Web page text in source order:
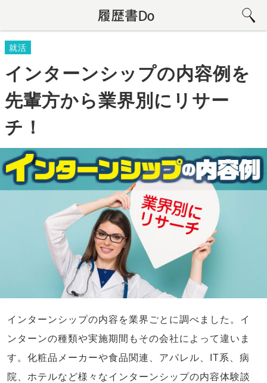
就活
インターンシップの内容例を
先輩方から業界別にリサー
チ！
インターンシップの内容を業界ごとに調べました。イ
ンターンの種類や実施期間もその会社によって違いま
す。化粧品メーカーや食品関連、アパレル、IT系、病
院、ホテルなど様々なインターンシップの内容体験談